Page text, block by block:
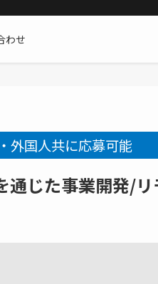
わせ
外国人共に応募可能
通じた事業開発/リ